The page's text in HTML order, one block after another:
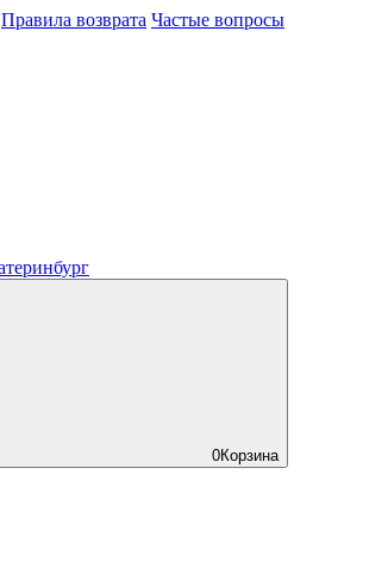
Правила возврата Частые вопросы
0Корзина